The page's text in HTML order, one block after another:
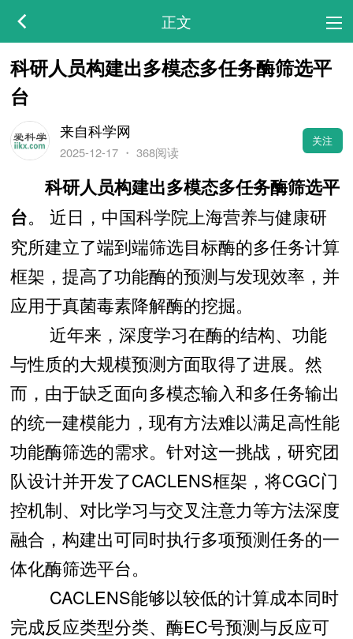
正文
科研人员构建出多模态多任务酶筛选平
台
来自科学网
2025-12-17・ 368阅读
关注
科研人员构建出多模态多任务酶筛选平
台。 近日，中国科学院上海营养与健康研
究所建立了端到端筛选目标酶的多任务计算
框架，提高了功能酶的预测与发现效率，并
应用于真菌毒素降解酶的挖掘。
近年来，深度学习在酶的结构、功能
与性质的大规模预测方面取得了进展。然
而，由于缺乏面向多模态输入和多任务输出
的统一建模能力，现有方法难以满足高性能
功能酶筛选的需求。针对这一挑战，研究团
队设计并开发了CACLENS框架，将CGC门
控机制、对比学习与交叉注意力等方法深度
融合，构建出可同时执行多项预测任务的一
体化酶筛选平台。
CACLENS能够以较低的计算成本同时
完成反应类型分类、酶EC号预测与反应可